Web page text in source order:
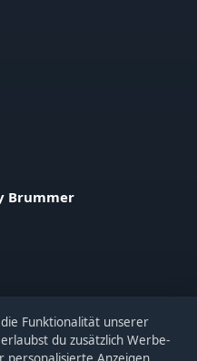
Brummer
Funktionalität unserer
du zusätzlich Werbe-